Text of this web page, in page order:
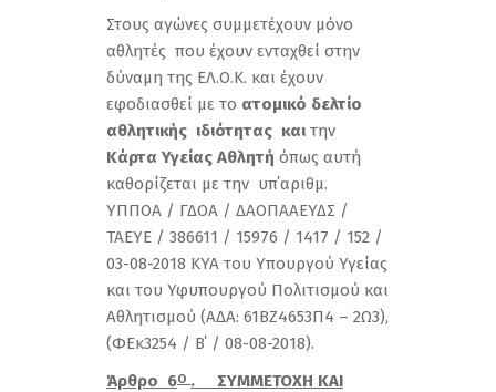
Στους αγώνες συμμετέχουν μόνο
αθλητές που έχουν ενταχθεί στην
δύναμη της ΕΛ.Ο.Κ. και έχουν
εφοδιασθεί με το ατομικό δελτίο
αθλητικής ιδιότητας και την
Κάρτα Υγείας Αθλητή όπως αυτή
καθορίζεται με την υπ΄αριθμ.
ΥΠΠΟΑ / ΓΔΟΑ / ΔΑΟΠΑΑΕΥΔΣ /
ΤΑΕΥΕ / 386611 / 15976 / 1417 / 152 /
03-08-2018 ΚΥΑ του Υπουργού Υγείας
και του Υφυπουργού Πολιτισμού και
Αθλητισμού (ΑΔΑ: 61ΒΖ4653Π4 – 2Ω3),
(ΦΕκ3254 / B΄ / 08-08-2018).
Άρθρο 6Ο . ΣΥΜΜΕΤΟΧΗ ΚΑΙ